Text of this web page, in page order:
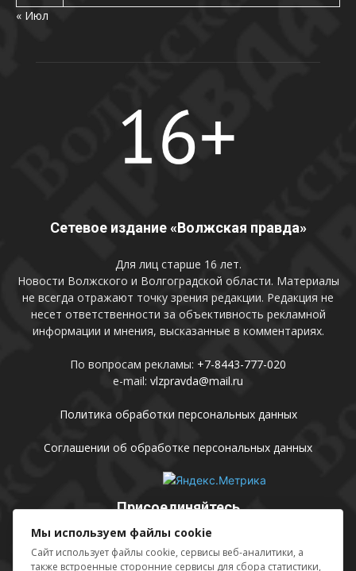
« Июл
Сетевое издание «Волжская правда»
Для лиц старше 16 лет.
Новости Волжского и Волгоградской области. Материалы
не всегда отражают точку зрения редакции. Редакция не
несет ответственности за объективность рекламной
информации и мнения, высказанные в комментариях.
По вопросам рекламы: +7-8443-777-020
e-mail: vlzpravda@mail.ru
Политика обработки персональных данных
Соглашении об обработке персональных данных
Присоединяйтесь
Мы используем файлы cookie
Сайт использует файлы cookie, сервисы веб-аналитики, а
также встроенные сторонние сервисы для сбора статистики,